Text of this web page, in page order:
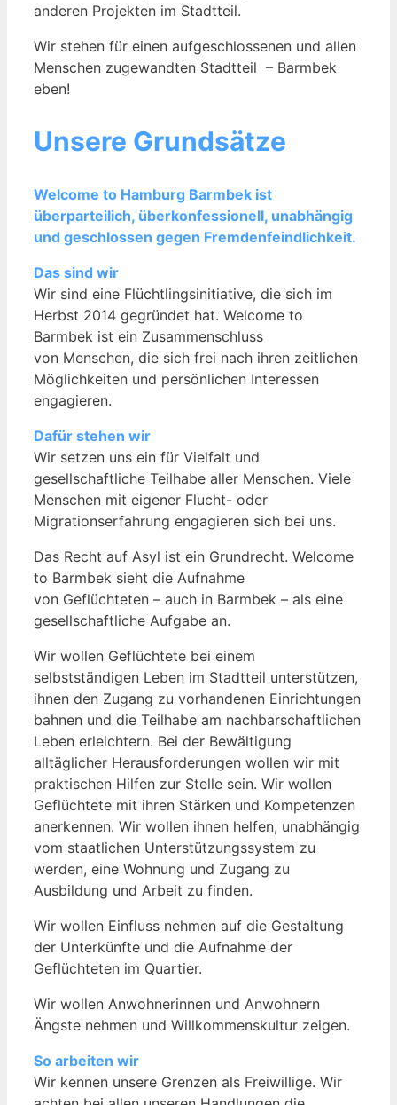
anderen Projekten im Stadtteil.
Wir stehen für einen aufgeschlossenen und allen
Menschen zugewandten Stadtteil – Barmbek
eben!
Unsere Grundsätze
Welcome to Hamburg Barmbek ist
überparteilich, überkonfessionell, unabhängig
und geschlossen gegen Fremdenfeindlichkeit.
Das sind wir
Wir sind eine Flüchtlingsinitiative, die sich im
Herbst 2014 gegründet hat. Welcome to
Barmbek ist ein Zusammenschluss
von Menschen, die sich frei nach ihren zeitlichen
Möglichkeiten und persönlichen Interessen
engagieren.
Dafür stehen wir
Wir setzen uns ein für Vielfalt und
gesellschaftliche Teilhabe aller Menschen. Viele
Menschen mit eigener Flucht- oder
Migrationserfahrung engagieren sich bei uns.
Das Recht auf Asyl ist ein Grundrecht. Welcome
to Barmbek sieht die Aufnahme
von Geflüchteten – auch in Barmbek – als eine
gesellschaftliche Aufgabe an.
Wir wollen Geflüchtete bei einem
selbstständigen Leben im Stadtteil unterstützen,
ihnen den Zugang zu vorhandenen Einrichtungen
bahnen und die Teilhabe am nachbarschaftlichen
Leben erleichtern. Bei der Bewältigung
alltäglicher Herausforderungen wollen wir mit
praktischen Hilfen zur Stelle sein. Wir wollen
Geflüchtete mit ihren Stärken und Kompetenzen
anerkennen. Wir wollen ihnen helfen, unabhängig
vom staatlichen Unterstützungssystem zu
werden, eine Wohnung und Zugang zu
Ausbildung und Arbeit zu finden.
Wir wollen Einfluss nehmen auf die Gestaltung
der Unterkünfte und die Aufnahme der
Geflüchteten im Quartier.
Wir wollen Anwohnerinnen und Anwohnern
Ängste nehmen und Willkommenskultur zeigen.
So arbeiten wir
Wir kennen unsere Grenzen als Freiwillige. Wir